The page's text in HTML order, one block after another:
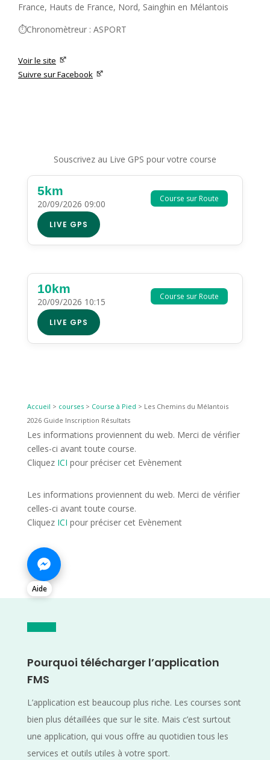
France, Hauts de France, Nord, Sainghin en Mélantois
⏱️Chronomètreur : ASPORT
Voir le site
Suivre sur Facebook
Souscrivez au Live GPS pour votre course
Course sur Route
5km
20/09/2026 09:00
LIVE GPS
Course sur Route
10km
20/09/2026 10:15
LIVE GPS
Accueil > courses> Course à Pied > Les Chemins du Mélantois
2026 Guide Inscription Résultats
Les informations proviennent du web. Merci de vérifier
celles-ci avant toute course.
Cliquez ICI pour préciser cet Evènement
Les informations proviennent du web. Merci de vérifier
celles-ci avant toute course.
Cliquez ICI pour préciser cet Evènement
Aide
Pourquoi télécharger l’application
FMS
L’application est beaucoup plus riche. Les courses sont
bien plus détaillées que sur le site. Mais c’est surtout
une application, qui vous offre au quotidien tous les
services et outils utiles à votre sport.